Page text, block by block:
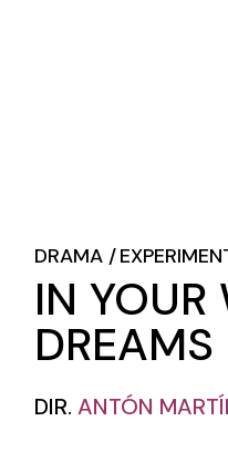
DRAMA
IN YOUR
DREAMS
DIR.ANTÓN